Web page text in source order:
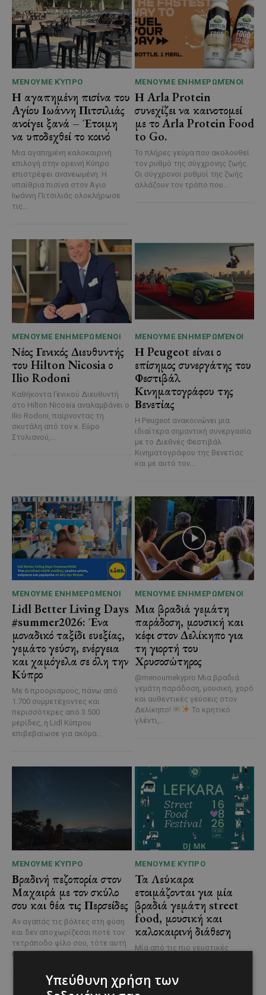
ΜΈΝΟΥΜΕ ΚΎΠΡΟ
Η αγαπημένη πισίνα του
Αγίου Ιωάννη Πιτσιλιάς
ανοίγει ξανά – Έτοιμη
να υποδεχθεί το κοινό
Μια αγαπημένη καλοκαιρινή
επιλογή στην ορεινή Κύπρο
επιστρέφει ανανεωμένη. Η
υπαίθρια πισίνα στον Άγιο
Ιωάννη Πιτσιλιάς ολοκλήρωσε
τις...
ΜΈΝΟΥΜΕ ΕΝΗΜΕΡΩΜΈΝΟΙ
Η Arla Protein
συνεχίζει να καινοτομεί
με το Arla Protein Food
to Go.
Το πλήρες γεύμα που ακολουθεί
τον ρυθμό της σύγχρονης ζωής.
Οι σύγχρονοι ρυθμοί της ζωής
αλλάζουν τον τρόπο που...
ΜΈΝΟΥΜΕ ΕΝΗΜΕΡΩΜΈΝΟΙ
Νέος Γενικός Διευθυντής
του Hilton Nicosia ο
Ilio Rodoni
Καθήκοντα Γενικού Διευθυντή
στο Hilton Nicosia αναλαμβάνει ο
Ilio Rodoni, παίρνοντας τη
σκυτάλη από τον κ. Εύρο
Στυλιανού,...
ΜΈΝΟΥΜΕ ΕΝΗΜΕΡΩΜΈΝΟΙ
Η Peugeot είναι ο
επίσημος συνεργάτης του
Φεστιβάλ
Κινηματογράφου της
Βενετίας
Η Peugeot ανακοινώνει μια
ιδιαίτερα σημαντική συνεργασία
με το Διεθνές Φεστιβάλ
Κινηματογράφου της Βενετίας
και με αυτό τον...
ΜΈΝΟΥΜΕ ΕΝΗΜΕΡΩΜΈΝΟΙ
Lidl Better Living Days
#summer2026: Ένα
μοναδικό ταξίδι ευεξίας,
γεμάτο γεύση, ενέργεια
και χαμόγελα σε όλη την
Κύπρο
Με 6 προορισμούς, πάνω από
1.700 συμμετέχοντες και
περισσότερες από 3.500
μερίδες, η Lidl Κύπρου
επιβεβαίωσε για ακόμα...
ΜΈΝΟΥΜΕ ΕΝΗΜΕΡΩΜΈΝΟΙ
Μια βραδιά γεμάτη
παράδοση, μουσική και
κέφι στον Δελίκηπο για
τη γιορτή του
Χρυσοσώτηρος
@menoumekypro Μια βραδιά
γεμάτη παράδοση, μουσική, χορό
και αυθεντικές γεύσεις στον
Δελίκηπο!
Το κρητικό
γλέντι,...
ΜΈΝΟΥΜΕ ΚΎΠΡΟ
Βραδινή πεζοπορία στον
Μαχαιρά με τον σκύλο
σου και θέα τις Περσείδες
Αν αγαπάς τις βόλτες στη φύση
και δεν αποχωρίζεσαι ποτέ τον
τετράποδο φίλο σου, τότε αυτή
η εμπειρία...
ΜΈΝΟΥΜΕ ΚΎΠΡΟ
Τα Λεύκαρα
ετοιμάζονται για μία
βραδιά γεμάτη street
food, μουσική και
καλοκαιρινή διάθεση
Μία από τις πιο γευστικές
προσκαλώντας μικρούς και
μεγάλους να απολαύσουν
Υπεύθυνη χρήση των